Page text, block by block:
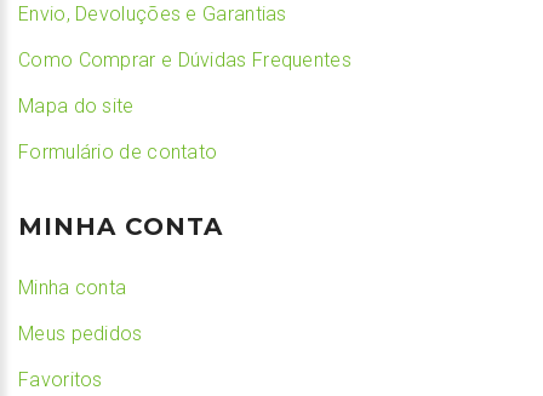
Envio, Devoluções e Garantias
Como Comprar e Dúvidas Frequentes
Mapa do site
Formulário de contato
MINHA CONTA
Minha conta
Meus pedidos
Favoritos